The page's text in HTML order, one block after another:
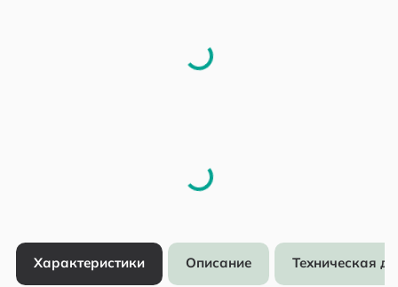
Характеристики Описание Техническая